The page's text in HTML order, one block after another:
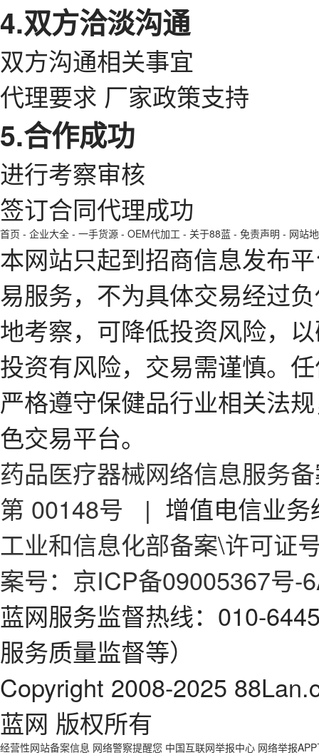
4.双方洽淡沟通
双方沟通相关事宜
代理要求 厂家政策支持
5.合作成功
进行考察审核
签订合同代理成功
首页 - 企业大全 - 一手货源 - OEM代加工 - 关于88蓝 - 免责声明 - 网站
本网站只起到招商信息发布
易服务，不为具体交易经过
地考察，可降低投资风险，
投资有风险，交易需谨慎。
严格遵守保健品行业相关法
色交易平台。
药品医疗器械网络信息服务
第 00148号
| 增值电信业务
工业和信息化部备案\许可证
案号：京ICP备09005367号-
蓝网服务监督热线：010-
服务质量监督等）
Copyright 2008-2025
蓝网 版权所有
经营性网站备案信息 网络警察提醒您 中国互联网举报中心 网络举报